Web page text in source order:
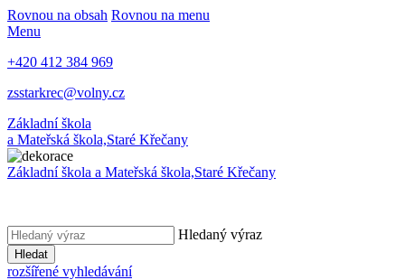
Rovnou na obsah Rovnou na menu
Menu
+420 412 384 969
zsstarkrec@volny.cz
Základní škola
a Mateřská škola,Staré Křečany
Základní škola a Mateřská škola,Staré Křečany
Hledaný výraz
Hledat
rozšířené vyhledávání